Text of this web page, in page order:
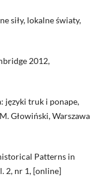
siły, lokalne światy,
2012,
języki truk i ponape,
Głowiński, Warszawa
Patterns in
2, nr 1, [online]